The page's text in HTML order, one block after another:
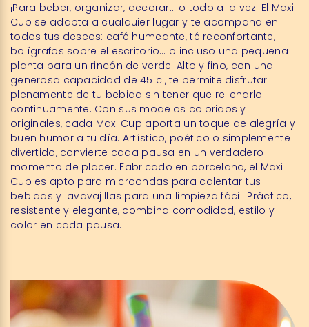
¡Para beber, organizar, decorar… o todo a la vez! El Maxi
Cup se adapta a cualquier lugar y te acompaña en
todos tus deseos: café humeante, té reconfortante,
bolígrafos sobre el escritorio… o incluso una pequeña
planta para un rincón de verde. Alto y fino, con una
generosa capacidad de 45 cl, te permite disfrutar
plenamente de tu bebida sin tener que rellenarlo
continuamente. Con sus modelos coloridos y
originales, cada Maxi Cup aporta un toque de alegría y
buen humor a tu día. Artístico, poético o simplemente
divertido, convierte cada pausa en un verdadero
momento de placer. Fabricado en porcelana, el Maxi
Cup es apto para microondas para calentar tus
bebidas y lavavajillas para una limpieza fácil. Práctico,
resistente y elegante, combina comodidad, estilo y
color en cada pausa.